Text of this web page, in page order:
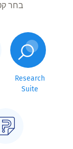
בחר
Research
Suite